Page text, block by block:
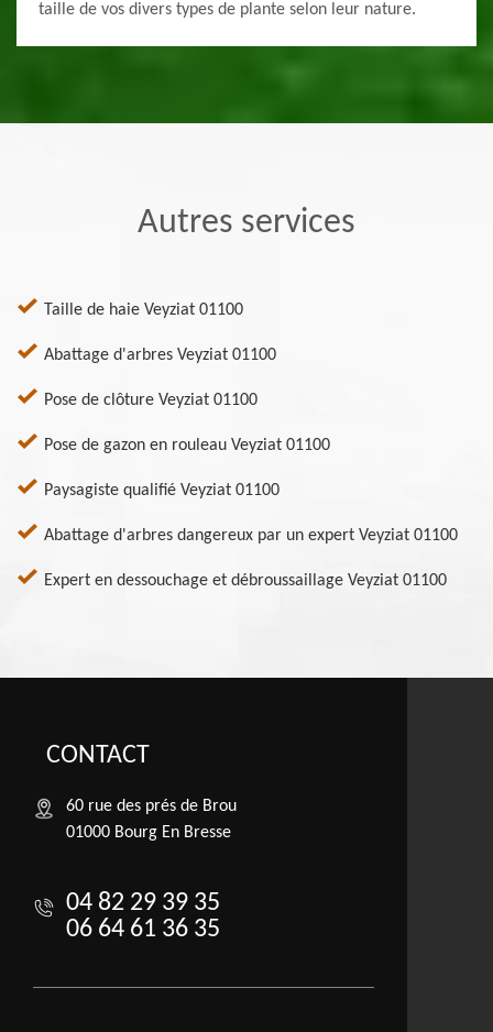
taille de vos divers types de plante selon leur nature.
Autres services
Taille de haie Veyziat 01100
Abattage d'arbres Veyziat 01100
Pose de clôture Veyziat 01100
Pose de gazon en rouleau Veyziat 01100
Paysagiste qualifié Veyziat 01100
Abattage d'arbres dangereux par un expert Veyziat 01100
Expert en dessouchage et débroussaillage Veyziat 01100
CONTACT
60 rue des prés de Brou
01000 Bourg En Bresse
04 82 29 39 35
06 64 61 36 35